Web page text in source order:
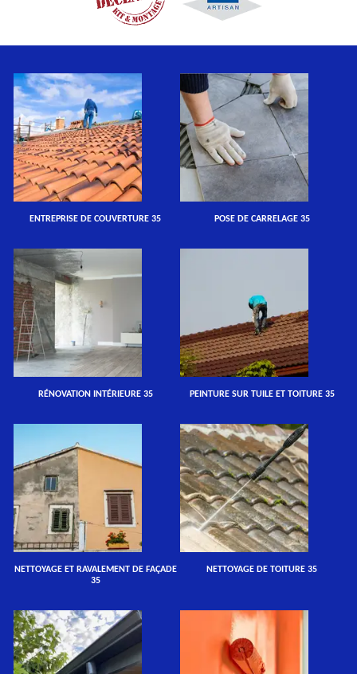
ENTREPRISE DE COUVERTURE 35 POSE DE CARRELAGE 35
RÉNOVATION INTÉRIEURE 35 PEINTURE SUR TUILE ET TOITURE 35
NETTOYAGE ET RAVALEMENT DE FAÇADE
35
NETTOYAGE DE TOITURE 35